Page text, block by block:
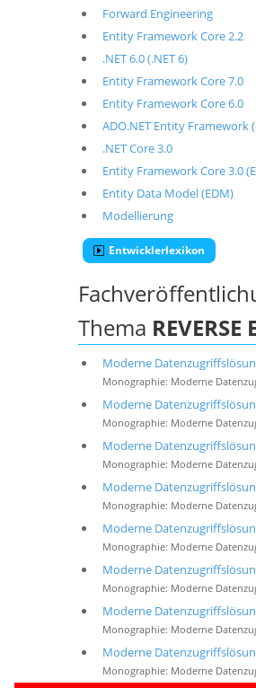
Forward Engineering
Entity Framework Core 2.2
.NET 6.0 (.NET 6)
Entity Framework Core 7.0
Entity Framework Core 6.0
ADO.NET Entity Framework
.NET Core 3.0
Entity Framework Core 3.0
Entity Data Model (EDM)
Modellierung
Entwicklerlexikon
Thema
Moderne
Monographie: Moderne
Moderne
Monographie: Moderne
Moderne
Monographie: Moderne
Moderne
Monographie: Moderne
Moderne
Monographie: Moderne
Moderne
Monographie: Moderne
Moderne
Monographie: Moderne
Moderne
Monographie: Moderne